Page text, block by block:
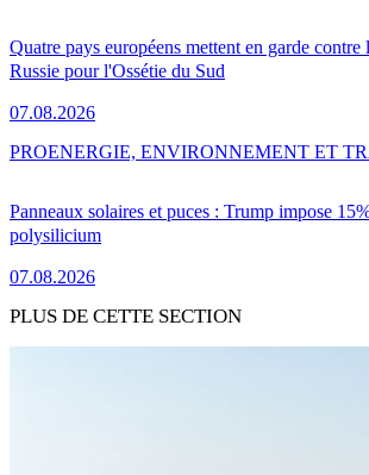
Quatre pays européens mettent en garde contre
Russie pour l'Ossétie du Sud
07.08.2026
Panneaux solaires et puces : Trump impose
polysilicium
07.08.2026
PROENERGIE, ENVIRONNEMENT ET
PLUS DE CETTE SECTION